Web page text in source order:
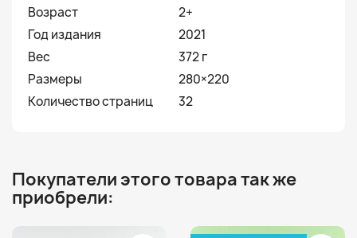
Возраст
2+
Год издания
2021
Вес
372 г
Размеры
280×220
Количество страниц
32
Покупатели этого товара так же
приобрели: